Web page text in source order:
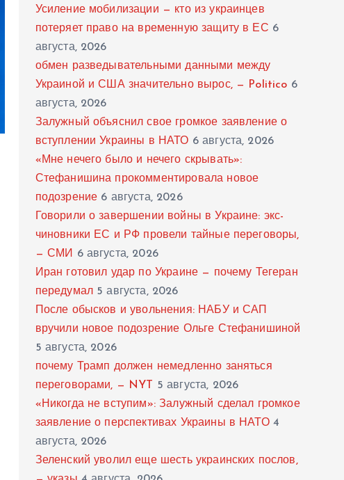
Усиление мобилизации — кто из украинцев
потеряет право на временную защиту в ЕС 6
августа, 2026
обмен разведывательными данными между
Украиной и США значительно вырос, — Politico 6
августа, 2026
Залужный объяснил свое громкое заявление о
вступлении Украины в НАТО 6 августа, 2026
«Мне нечего было и нечего скрывать»:
Стефанишина прокомментировала новое
подозрение 6 августа, 2026
Говорили о завершении войны в Украине: экс-
чиновники ЕС и РФ провели тайные переговоры,
— СМИ 6 августа, 2026
Иран готовил удар по Украине — почему Тегеран
передумал 5 августа, 2026
После обысков и увольнения: НАБУ и САП
вручили новое подозрение Ольге Стефанишиной
5 августа, 2026
почему Трамп должен немедленно заняться
переговорами, — NYT
5 августа, 2026
«Никогда не вступим»: Залужный сделал громкое
заявление о перспективах Украины в НАТО 4
августа, 2026
Зеленский уволил еще шесть украинских послов,